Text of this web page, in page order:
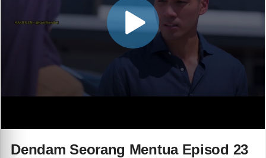
Dendam Seorang Mentua Episod 23